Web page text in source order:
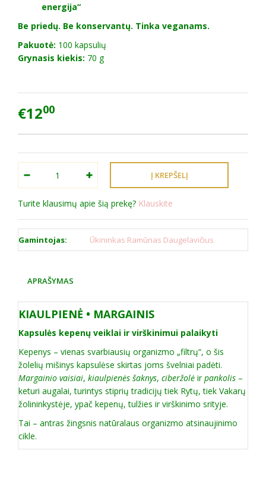
energija“
Be priedų. Be konservantų. Tinka veganams.
Pakuotė: 100 kapsulių
Grynasis kiekis: 70 g
€1200
Turite klausimų apie šią prekę? Klauskite
Gamintojas: Ūkininkas Ramūnas Daugelavičius
APRAŠYMAS
KIAULPIENĖ • MARGAINIS
Kapsulės kepenų veiklai ir virškinimui palaikyti
Kepenys – vienas svarbiausių organizmo „filtrų“, o šis
žolelių mišinys kapsulėse skirtas joms švelniai padėti.
Margainio vaisiai, kiaulpienės šaknys, ciberžolė irpankolis –
keturi augalai, turintys stiprių tradicijų tiek Rytų, tiek Vakarų
žolininkystėje, ypač kepenų, tulžies ir virškinimo srityje.
Tai – antras žingsnis natūralaus organizmo atsinaujinimo
cikle.